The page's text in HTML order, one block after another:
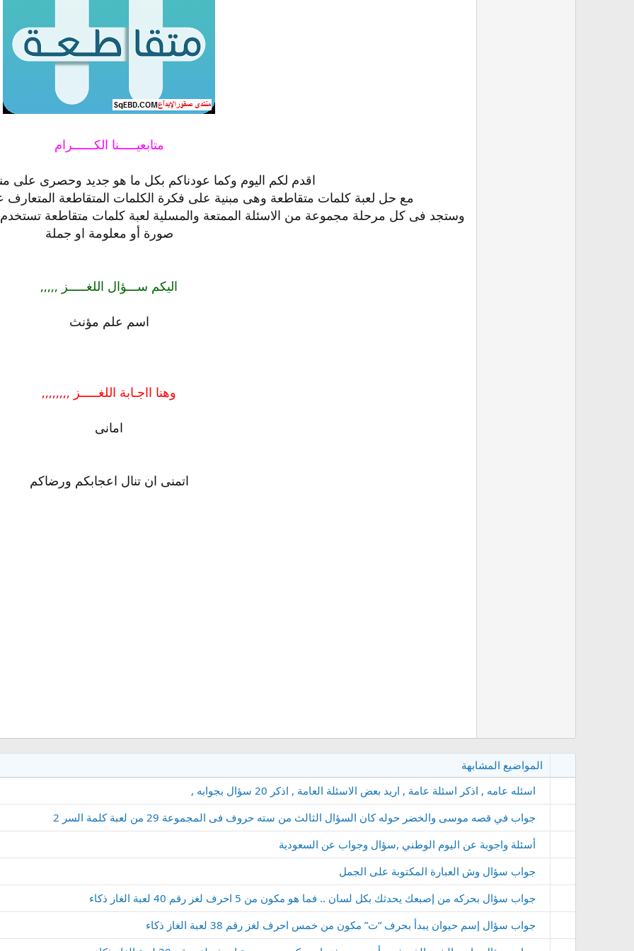
متابعيـــــنا الكــــــرام
اقدم لكم اليوم وكما عودناكم بكل ما هو جديد وحصرى على
مع حل لعبة كلمات متقاطعة وهى مبنية على فكرة الكلمات المتقاطعة
وستجد فى كل مرحلة مجموعة من الاسئلة الممتعة والمسلية لعبة كلمات متقاطعة
صورة أو معلومة او جملة
اليكم ســـؤال اللغـــــز ,,,,,
اسم علم مؤنث
وهنا ااجـابة اللغـــــز ,,,,,,,,
امانى
اتمنى ان تنال اعجابكم ورضاكم
المواضيع المشابهة
اسئله عامه , اذكر اسئلة عامة , اريد بعض الاسئلة العامة , اذكر 20 سؤال بجوابه ,
جواب في قصه موسى والخضر حوله كان السؤال الثالث من سته حروف فى المجموعة 29 من لعبة كلمة السر 2
أسئلة واجوبة عن اليوم الوطني ,سؤال وجواب عن السعودية
جواب سؤال وش العبارة المكتوبة على الجمل
جواب سؤال بحركه من إصبعك يحدثك بكل لسان .. فما هو مكون من 5 احرف لغز رقم 40 لعبة الغاز ذكاء
جواب سؤال إسم حيوان يبدأ بحرف “ت” مكون من خمس احرف لغز رقم 38 لعبة الغاز ذكاء